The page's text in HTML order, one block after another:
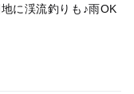
に渓流釣りも♪雨OK